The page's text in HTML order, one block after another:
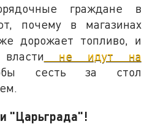
граждане в
почему в магазинах
дорожает топливо, и
не идут на
сесть за стол
"Царьграда"!